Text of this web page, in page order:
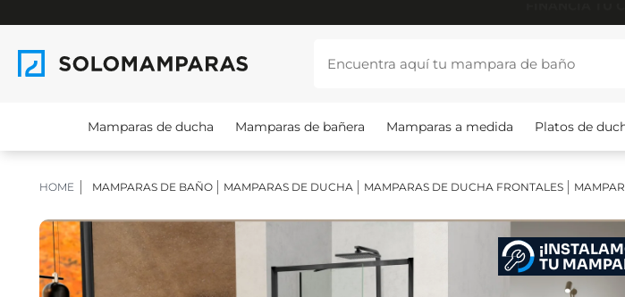
Mamparas de ducha Mamparas de bañera Mamparas a medida Platos de
HOME MAMPARAS DE BAÑO MAMPARAS DE DUCHA MAMPARAS DE DUCHA FRONTALES
TU